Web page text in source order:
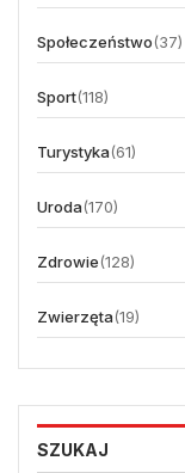
Społeczeństwo(37)
Sport(118)
Turystyka(61)
Uroda(170)
Zdrowie(128)
Zwierzęta(19)
SZUKAJ